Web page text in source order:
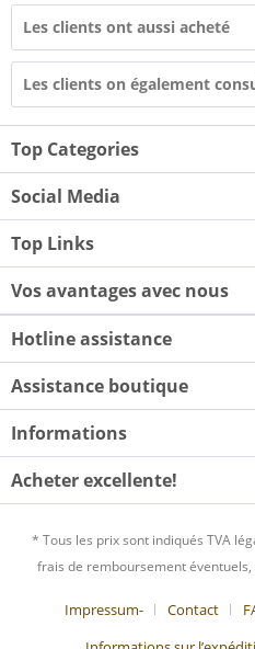
Les clients ont aussi acheté
Les clients on également
Top Categories
Social Media
Top Links
Vos avantages avec nous
Hotline assistance
Assistance boutique
Informations
Acheter excellente!
* Tous les prix sont indiqués TVA
frais de remboursement
Impressum- Contact